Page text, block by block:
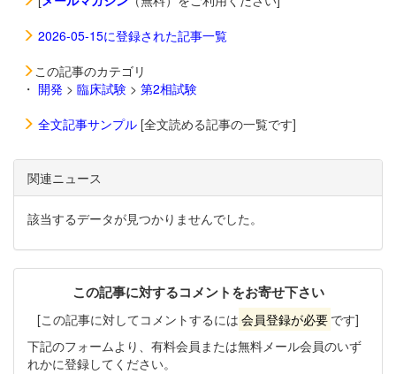
2026-05-15に登録された記事一覧
この記事のカテゴリ
・ 開発 > 臨床試験 > 第2相試験
全文記事サンプル [全文読める記事の一覧です]
関連ニュース
該当するデータが見つかりませんでした。
この記事に対するコメントをお寄せ下さい
[この記事に対してコメントするには 会員登録が必要 です]
下記のフォームより、有料会員または無料メール会員のいず
れかに登録してください。